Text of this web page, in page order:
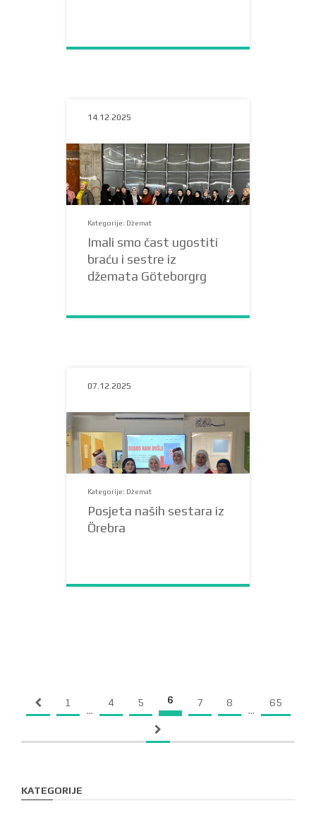
14.12.2025
Kategorije: Džemat
Imali smo čast ugostiti
braću i sestre iz
džemata Göteborgrg
07.12.2025
Kategorije: Džemat
Posjeta naših sestara iz
Örebra
1
...
4 5 6 7 8
...
65
KATEGORIJE